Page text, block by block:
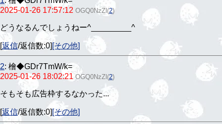
2025-01-26 17:57:12 OGQ0NzZl (2)
どうなるんでしょうねー^⁠_⁠_⁠_⁠_⁠_⁠_⁠_⁠_⁠_⁠^
[返信/返信数:0] [その他]
2: 檜◆GDr7TmW/k=
2025-01-26 18:02:21 OGQ0NzZl (2)
そもそも広告枠するなかった...
[返信/返信数:0] [その他]